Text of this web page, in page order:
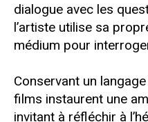
dialogue avec les
l’artiste utilise sa
médium pour
Conservant un
films instaurent une
invitant à réfléchir à